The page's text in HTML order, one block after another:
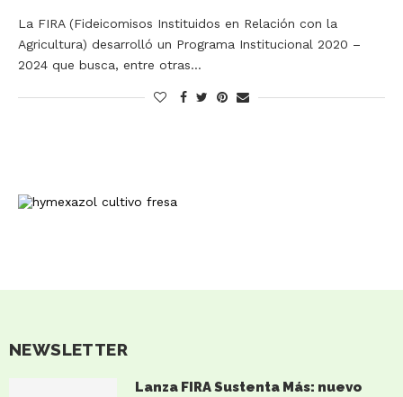
La FIRA (Fideicomisos Instituidos en Relación con la
Agricultura) desarrolló un Programa Institucional 2020 –
2024 que busca, entre otras…
NEWSLETTER
Lanza FIRA Sustenta Más: nuevo